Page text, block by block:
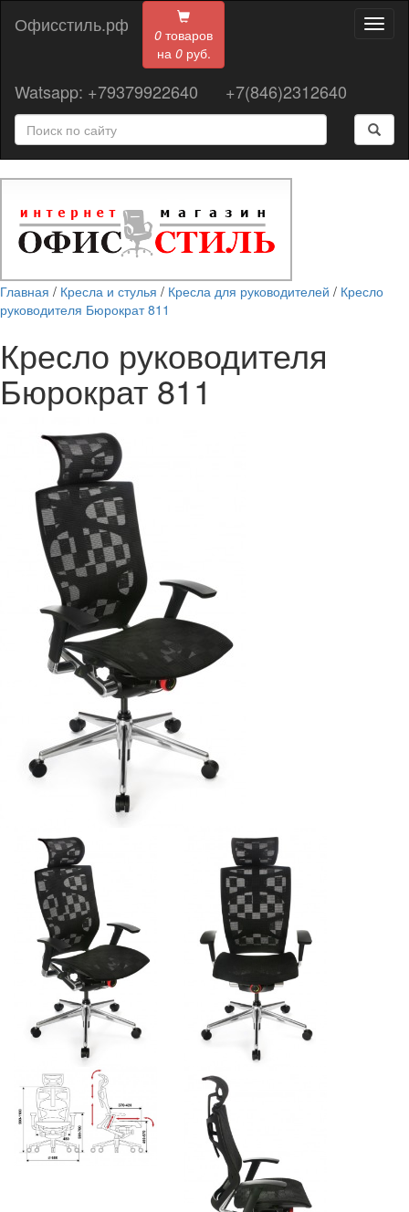
0 товаров
на 0руб.
Офисстиль.рф
Watsapp: +79379922640 +7(846)2312640
Главная / Кресла и стулья / Кресла для руководителей / Кресло
руководителя Бюрократ 811
Кресло руководителя
Бюрократ 811